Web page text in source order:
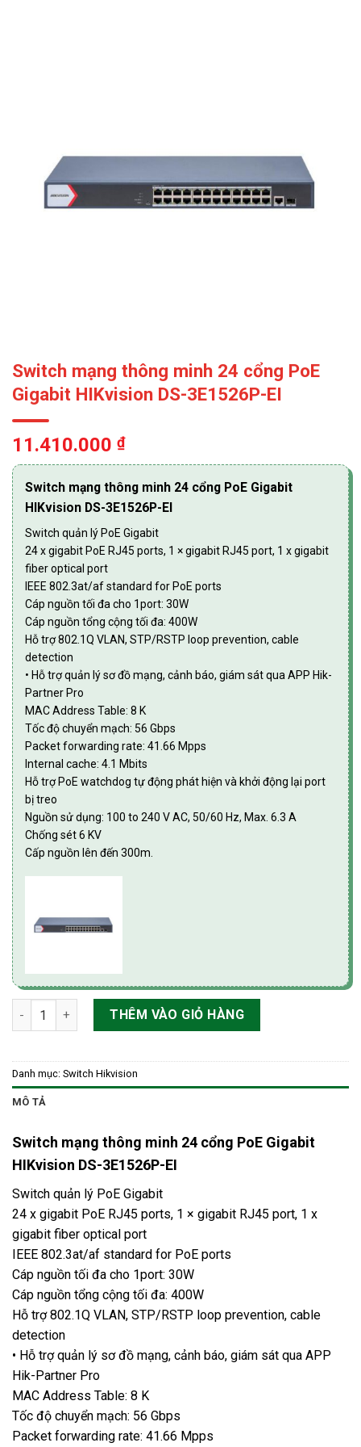
Switch mạng thông minh 24 cổng PoE
Gigabit HIKvision DS-3E1526P-EI
11.410.000 ₫
Switch mạng thông minh 24 cổng PoE Gigabit
HIKvision DS-3E1526P-EI
Switch quản lý PoE Gigabit
24 x gigabit PoE RJ45 ports, 1 × gigabit RJ45 port, 1 x gigabit
fiber optical port
IEEE 802.3at/af standard for PoE ports
Cáp nguồn tối đa cho 1port: 30W
Cáp nguồn tổng cộng tối đa: 400W
Hỗ trợ 802.1Q VLAN, STP/RSTP loop prevention, cable
detection
• Hỗ trợ quản lý sơ đồ mạng, cảnh báo, giám sát qua APP Hik-
Partner Pro
MAC Address Table: 8 K
Tốc độ chuyển mạch: 56 Gbps
Packet forwarding rate: 41.66 Mpps
Internal cache: 4.1 Mbits
Hỗ trợ PoE watchdog tự động phát hiện và khởi động lại port
bị treo
Nguồn sử dụng: 100 to 240 V AC, 50/60 Hz, Max. 6.3 A
Chống sét 6 KV
Cấp nguồn lên đến 300m.
Switch mạng thông minh 24 cổng PoE Gigabit HIKvision DS-
THÊM VÀO GIỎ HÀNG
Danh mục: Switch Hikvision
MÔ TẢ
Switch mạng thông minh 24 cổng PoE Gigabit
HIKvision DS-3E1526P-EI
Switch quản lý PoE Gigabit
24 x gigabit PoE RJ45 ports, 1 × gigabit RJ45 port, 1 x
gigabit fiber optical port
IEEE 802.3at/af standard for PoE ports
Cáp nguồn tối đa cho 1port: 30W
Cáp nguồn tổng cộng tối đa: 400W
Hỗ trợ 802.1Q VLAN, STP/RSTP loop prevention, cable
detection
• Hỗ trợ quản lý sơ đồ mạng, cảnh báo, giám sát qua APP
Hik-Partner Pro
MAC Address Table: 8 K
Tốc độ chuyển mạch: 56 Gbps
Packet forwarding rate: 41.66 Mpps